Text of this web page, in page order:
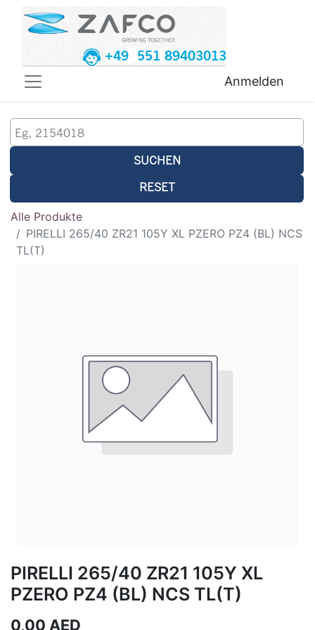
+49 551 89403013
Anmelden
SUCHEN
RESET
Alle Produkte
PIRELLI 265/40 ZR21 105Y XL PZERO PZ4 (BL) NCS
TL(T)
PIRELLI 265/40 ZR21 105Y XL
PZERO PZ4 (BL) NCS TL(T)
0,00 AED